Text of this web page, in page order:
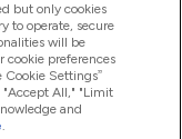
but only cookies
to operate, secure
will be
cookie preferences
Settings”
All," "Limit
and
.